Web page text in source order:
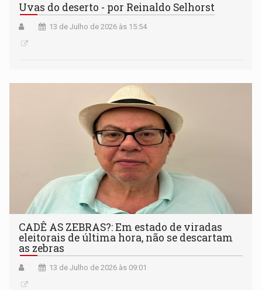
Uvas do deserto - por Reinaldo Selhorst
13 de Julho de 2026 às 15:54
CADÊ AS ZEBRAS?: Em estado de viradas
eleitorais de última hora, não se descartam
as zebras
13 de Julho de 2026 às 09:01